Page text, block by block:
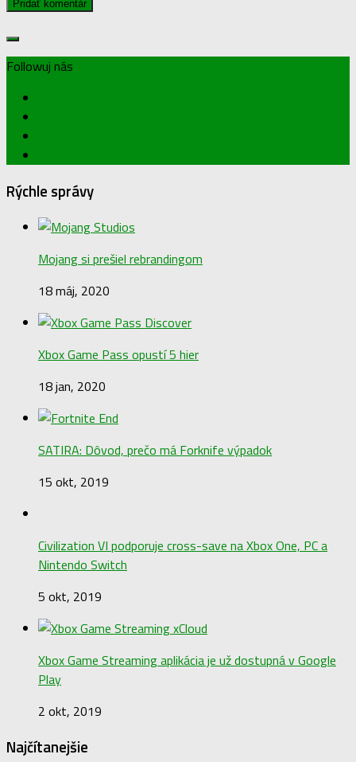
Followuj nás
Rýchle správy
Mojang si prešiel rebrandingom
18 máj, 2020
Xbox Game Pass opustí 5 hier
18 jan, 2020
SATIRA: Dôvod, prečo má Forknife výpadok
15 okt, 2019
Civilization VI podporuje cross-save na Xbox One, PC a
Nintendo Switch
5 okt, 2019
Xbox Game Streaming aplikácia je už dostupná v Google
Play
2 okt, 2019
Najčítanejšie